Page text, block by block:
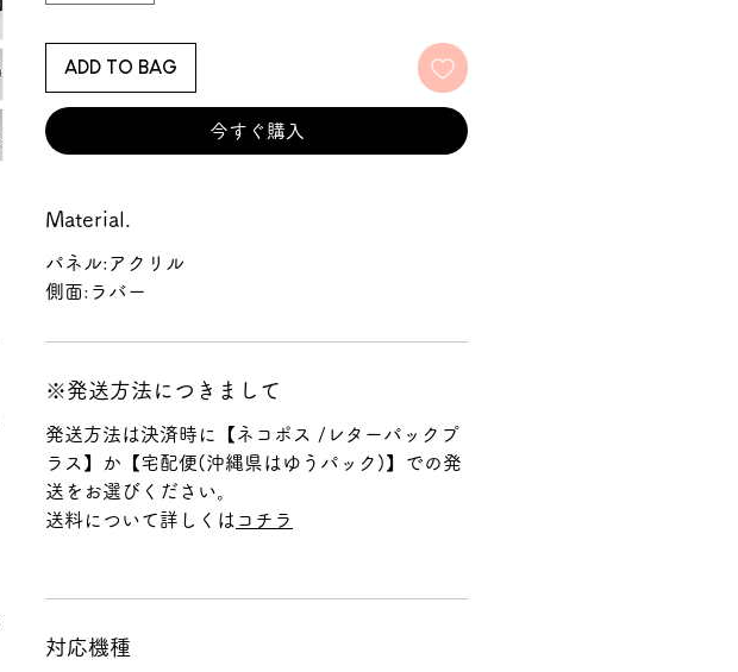
ADD TO BAG
今すぐ購入
Material.
パネル:アクリル
側面:ラバー
※発送方法につきまして
発送方法は決済時に【ネコポス /レターパックプ
ラス】か【宅配便(沖縄県はゆうパック)】での発
送をお選びください。
送料について詳しくは コチラ
対応機種